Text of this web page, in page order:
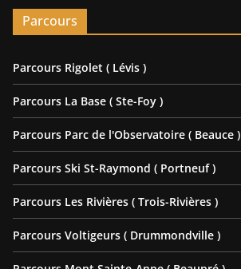
Parcours
Parcours Rigolet ( Lévis )
Parcours La Base ( Ste-Foy )
Parcours Parc de l'Observatoire ( Beauce )
Parcours Ski St-Raymond ( Portneuf )
Parcours Les Rivières ( Trois-Rivières )
Parcours Voltigeurs ( Drummondville )